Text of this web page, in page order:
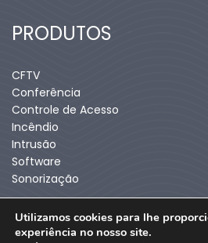
PRODUTOS
CFTV
Conferência
Controle de Acesso
Incêndio
Intrusão
Software
Sonorização
Utilizamos cookies para lhe
experiência no nosso site.